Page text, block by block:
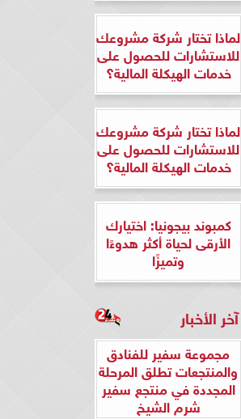
لماذا تختار شركة مشروعك
للاستشارات للحصول على
خدمات الهيكلة المالية؟
لماذا تختار شركة مشروعك
للاستشارات للحصول على
خدمات الهيكلة المالية؟
كمبوند بيجونيا: اختيارك
الأرقى لحياة أكثر هدوءًا
وتميزًا
آخر الأخبار
مجموعة سفير للفنادق
والمنتجعات تطلق المرحلة
المجددة في منتجع سفير
شرم الشيخ